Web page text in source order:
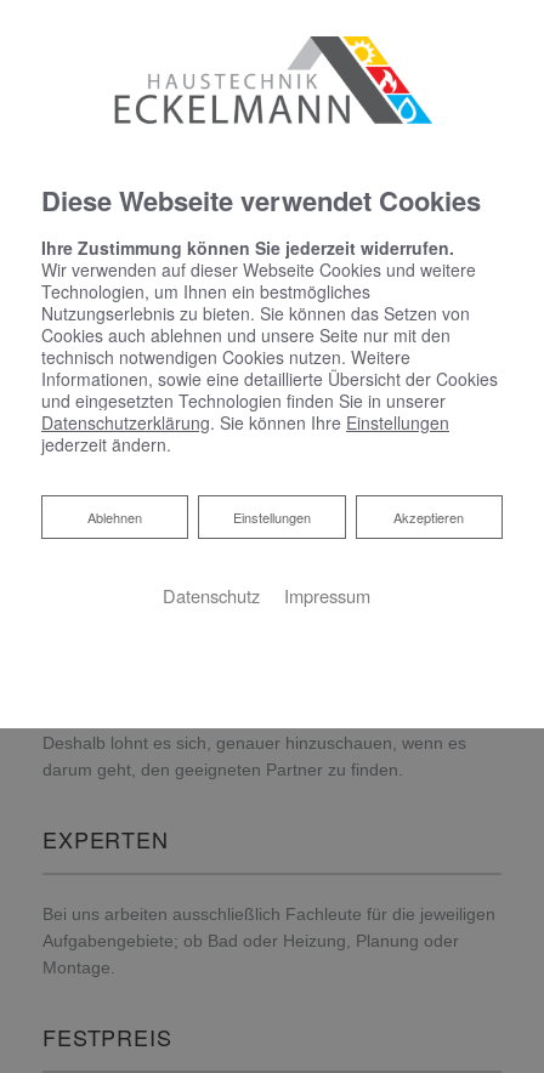
10 gute Gründe für
Haustechnik Eckelmann
neuen Heizung haben viel mit Vertrauen zu tun. Schließlich
Deshalb lohnt es sich, genauer hinzuschauen, wenn es
darum geht, den geeigneten Partner zu finden.
EXPERTEN
Bei uns arbeiten ausschließlich Fachleute für die jeweiligen
Aufgabengebiete; ob Bad oder Heizung, Planung oder
Montage.
FESTPREIS
Diese Webseite verwendet Cookies
Ihre Zustimmung können Sie jederzeit widerrufen.
Wir verwenden auf dieser Webseite Cookies und weitere
Technologien, um Ihnen ein bestmögliches
Nutzungserlebnis zu bieten. Sie können das Setzen von
Cookies auch ablehnen und unsere Seite nur mit den
technisch notwendigen Cookies nutzen. Weitere
Informationen, sowie eine detaillierte Übersicht der Cookies
und eingesetzten Technologien finden Sie in unserer
Datenschutzerklärung. Sie können Ihre Einstellungen
jederzeit ändern.
Akzeptieren
Einstellungen
Ablehnen
Ablehnen
Datenschutz Impressum